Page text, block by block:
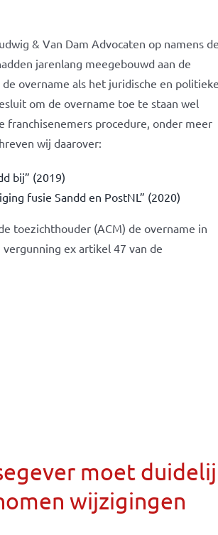
& Van Dam Advocaten op namens de
jarenlang meegebouwd aan de
overname als het juridische en politieke
om de overname toe te staan wel
franchisenemers procedure, onder meer
wij daarover:
bij” (2019)
fusie Sandd en PostNL” (2020)
toezichthouder (ACM) de overname in
ex artikel 47 van de
moet
wijzigingen